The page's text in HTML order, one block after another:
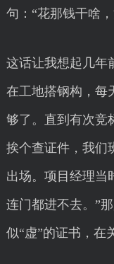
句：“花那钱干啥
这话让我想起几年
在工地搭钢构，每
够了。直到有次竞
挨个查证件，我们
出场。项目经理当
连门都进不去。”
似“虚”的证书，在